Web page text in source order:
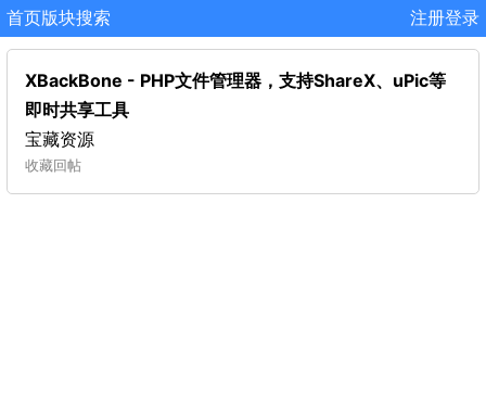
首页版块搜索 注册登录
XBackBone - PHP文件管理器，支持ShareX、uPic等
即时共享工具
宝藏资源
收藏回帖